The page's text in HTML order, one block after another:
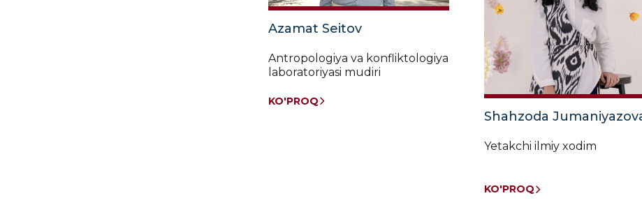
Azamat Seitov
Antropologiya va konfliktologiya
laboratoriyasi mudiri
KO'PROQ
Shahzoda
Yetakchi ilmiy xodim
KO'PROQ